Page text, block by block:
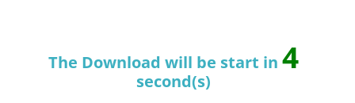
The Download will be start in 4
second(s)